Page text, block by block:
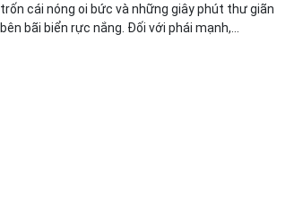
trốn cái nóng oi bức và những giây phút thư giãn
bên bãi biển rực nắng. Đối với phái mạnh,...